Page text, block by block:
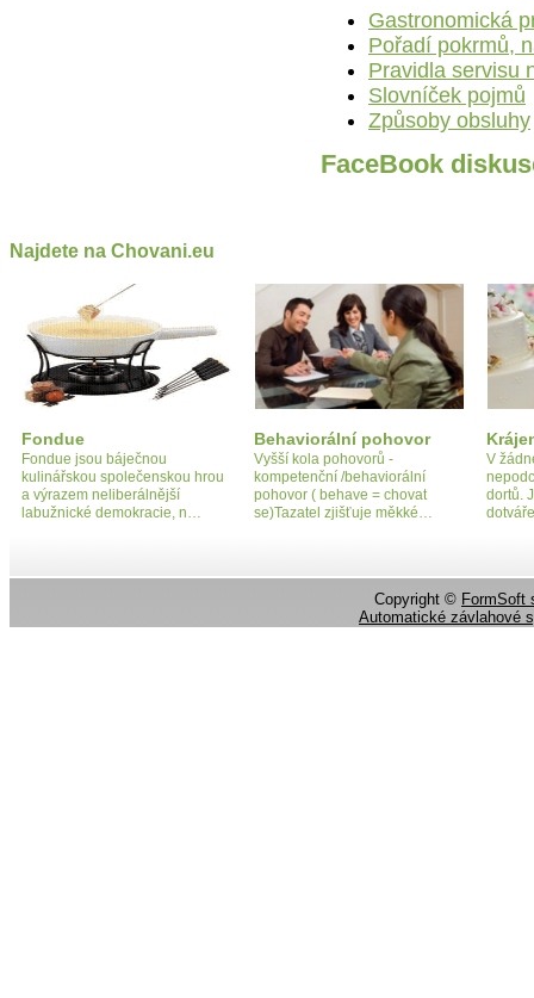
Gastronomická
Pořadí pokrmů,
Pravidla servisu
Slovníček pojmů
Způsoby obsluhy
FaceBook
Najdete na Chovani.eu
Fondue
Fondue jsou báječnou
kulinářskou společenskou hrou
a výrazem neliberálnější
labužnické demokracie, n…
Behaviorální pohovor
Vyšší kola pohovorů -
kompetenční /behaviorální
pohovor ( behave = chovat
se)Tazatel zjišťuje měkké…
V
dortů.
Copyright © FormSoft
Automatické závlahové